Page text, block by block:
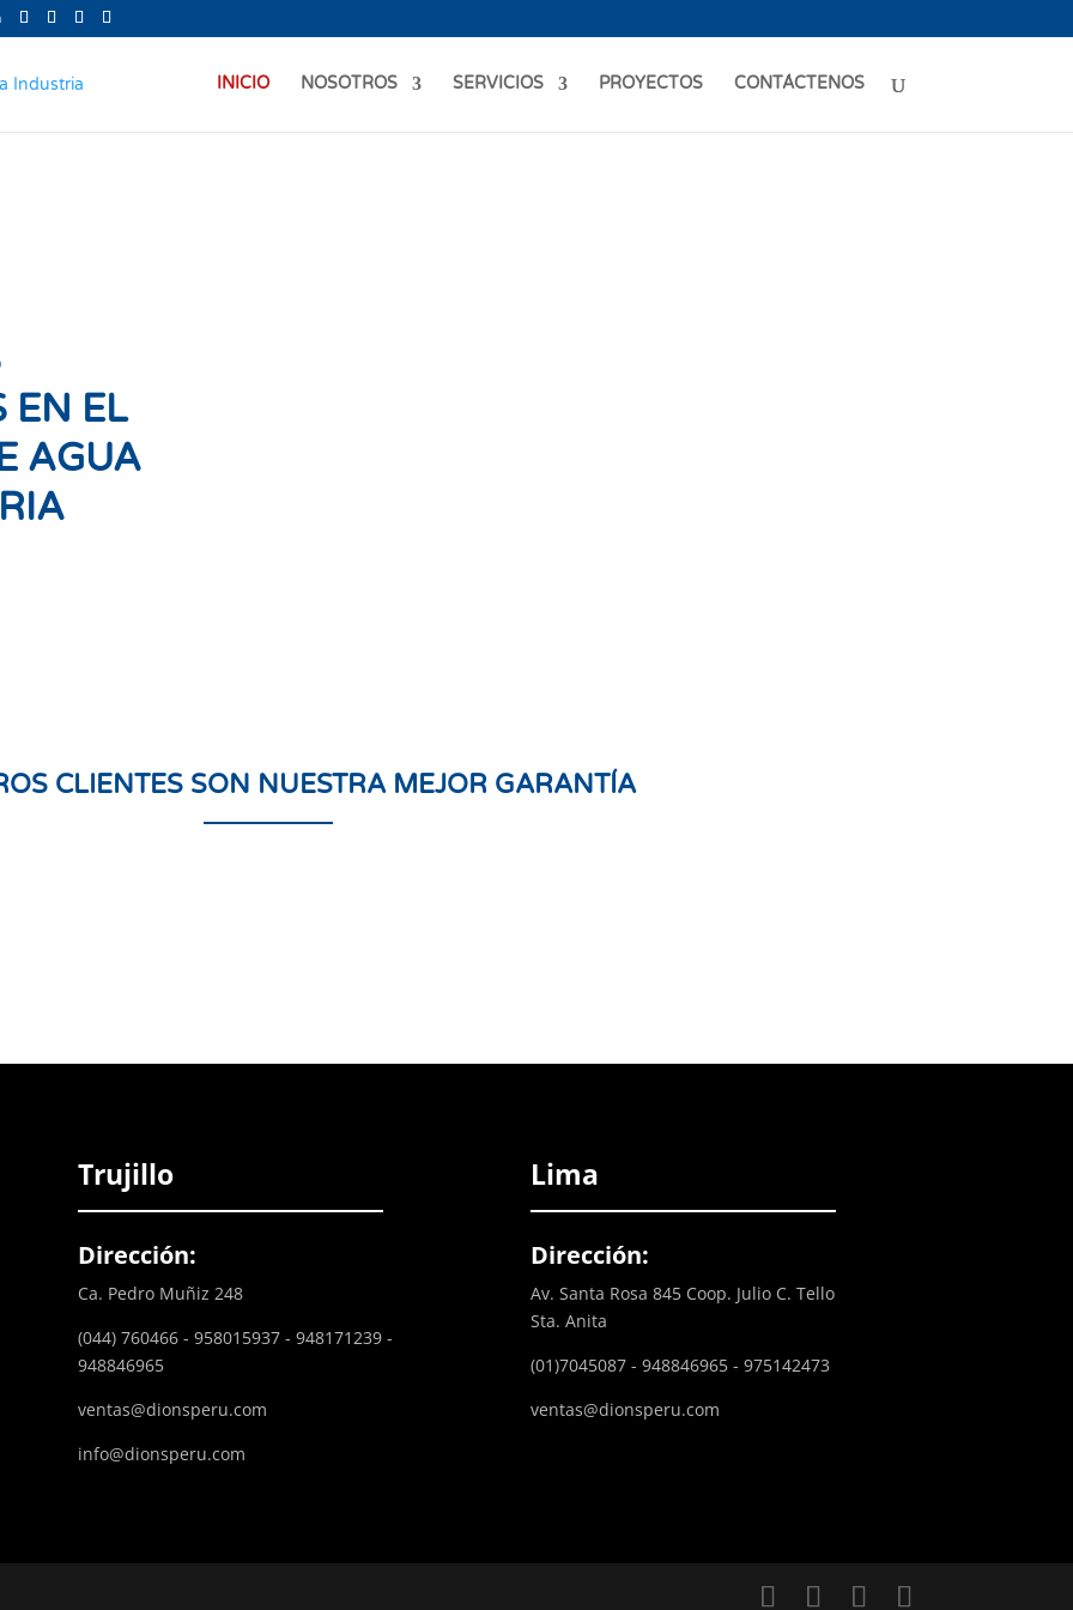
INICIO NOSOTROS SERVICIOS PROYECTOS CONTÁCTENOS
EN EL
AGUA
CLIENTES SON NUESTRA MEJOR GARANTÍA
Trujillo
Dirección:
Ca. Pedro Muñiz 248
(044) 760466 - 958015937 - 948171239 -
948846965
ventas@dionsperu.com
info@dionsperu.com
Lima
Dirección:
Av. Santa Rosa 845 Coop. Julio C. Tello
Sta. Anita
(01)7045087 - 948846965 - 975142473
ventas@dionsperu.com